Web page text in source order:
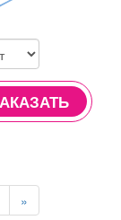
»